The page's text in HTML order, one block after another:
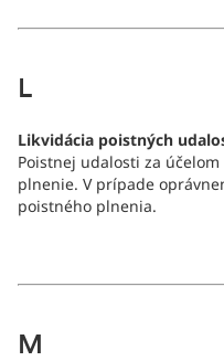
L
Likvidácia poistných
Poistnej udalosti za
plnenie. V prípade
poistného plnenia.
M